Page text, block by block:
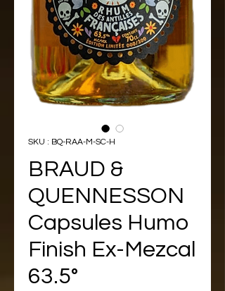
SKU : BQ-RAA-M-SC-H
BRAUD &
QUENNESSON
Capsules Humo
Finish Ex-Mezcal
63.5°